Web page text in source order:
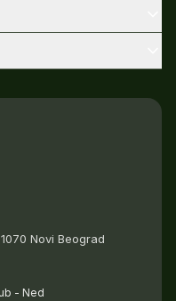
Novi Beograd
- Ned